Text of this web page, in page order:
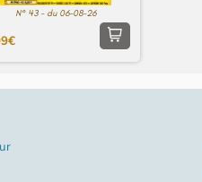
N° 43 - du 06-08-26